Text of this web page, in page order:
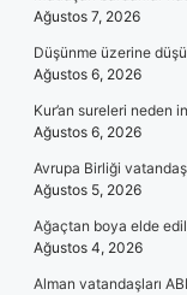
Ağustos 7, 2026
Düşünme üzerine
Ağustos 6, 2026
Kur’an sureleri neden
Ağustos 6, 2026
Avrupa Birliği
Ağustos 5, 2026
Ağaçtan boya elde
Ağustos 4, 2026
Alman vatandaşları